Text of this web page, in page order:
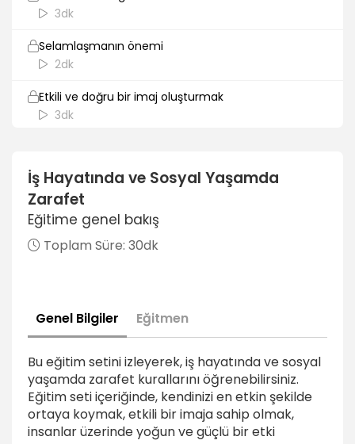
3dk
Selamlaşmanın önemi
2dk
Etkili ve doğru bir imaj oluşturmak
3dk
Çevremizle ilişkiler ve kişisel alan sınırları
2dk
Masa kültürü ve düzeni
gereken yerler
2dk
Beden orantısı, renkler ve aksesuar kullanımı
3dk
İş Hayatında ve Sosyal Yaşamda
Zarafet
Eğitime genel bakış
Toplam Süre: 30dk
Genel Bilgiler Eğitmen
Bu eğitim setini izleyerek, iş hayatında ve sosyal
yaşamda zarafet kurallarını öğrenebilirsiniz.
Eğitim seti içeriğinde, kendinizi en etkin şekilde
ortaya koymak, etkili bir imaja sahip olmak,
insanlar üzerinde yoğun ve güçlü bir etki